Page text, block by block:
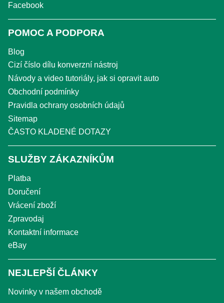
Facebook
POMOC A PODPORA
Blog
Cizí číslo dílu konverzní nástroj
Návody a video tutoriály, jak si opravit auto
Obchodní podmínky
Pravidla ochrany osobních údajů
Sitemap
ČASTO KLADENÉ DOTAZY
SLUŽBY ZÁKAZNÍKŮM
Platba
Doručení
Vrácení zboží
Zpravodaj
Kontaktní informace
eBay
NEJLEPŠÍ ČLÁNKY
Novinky v našem obchodě